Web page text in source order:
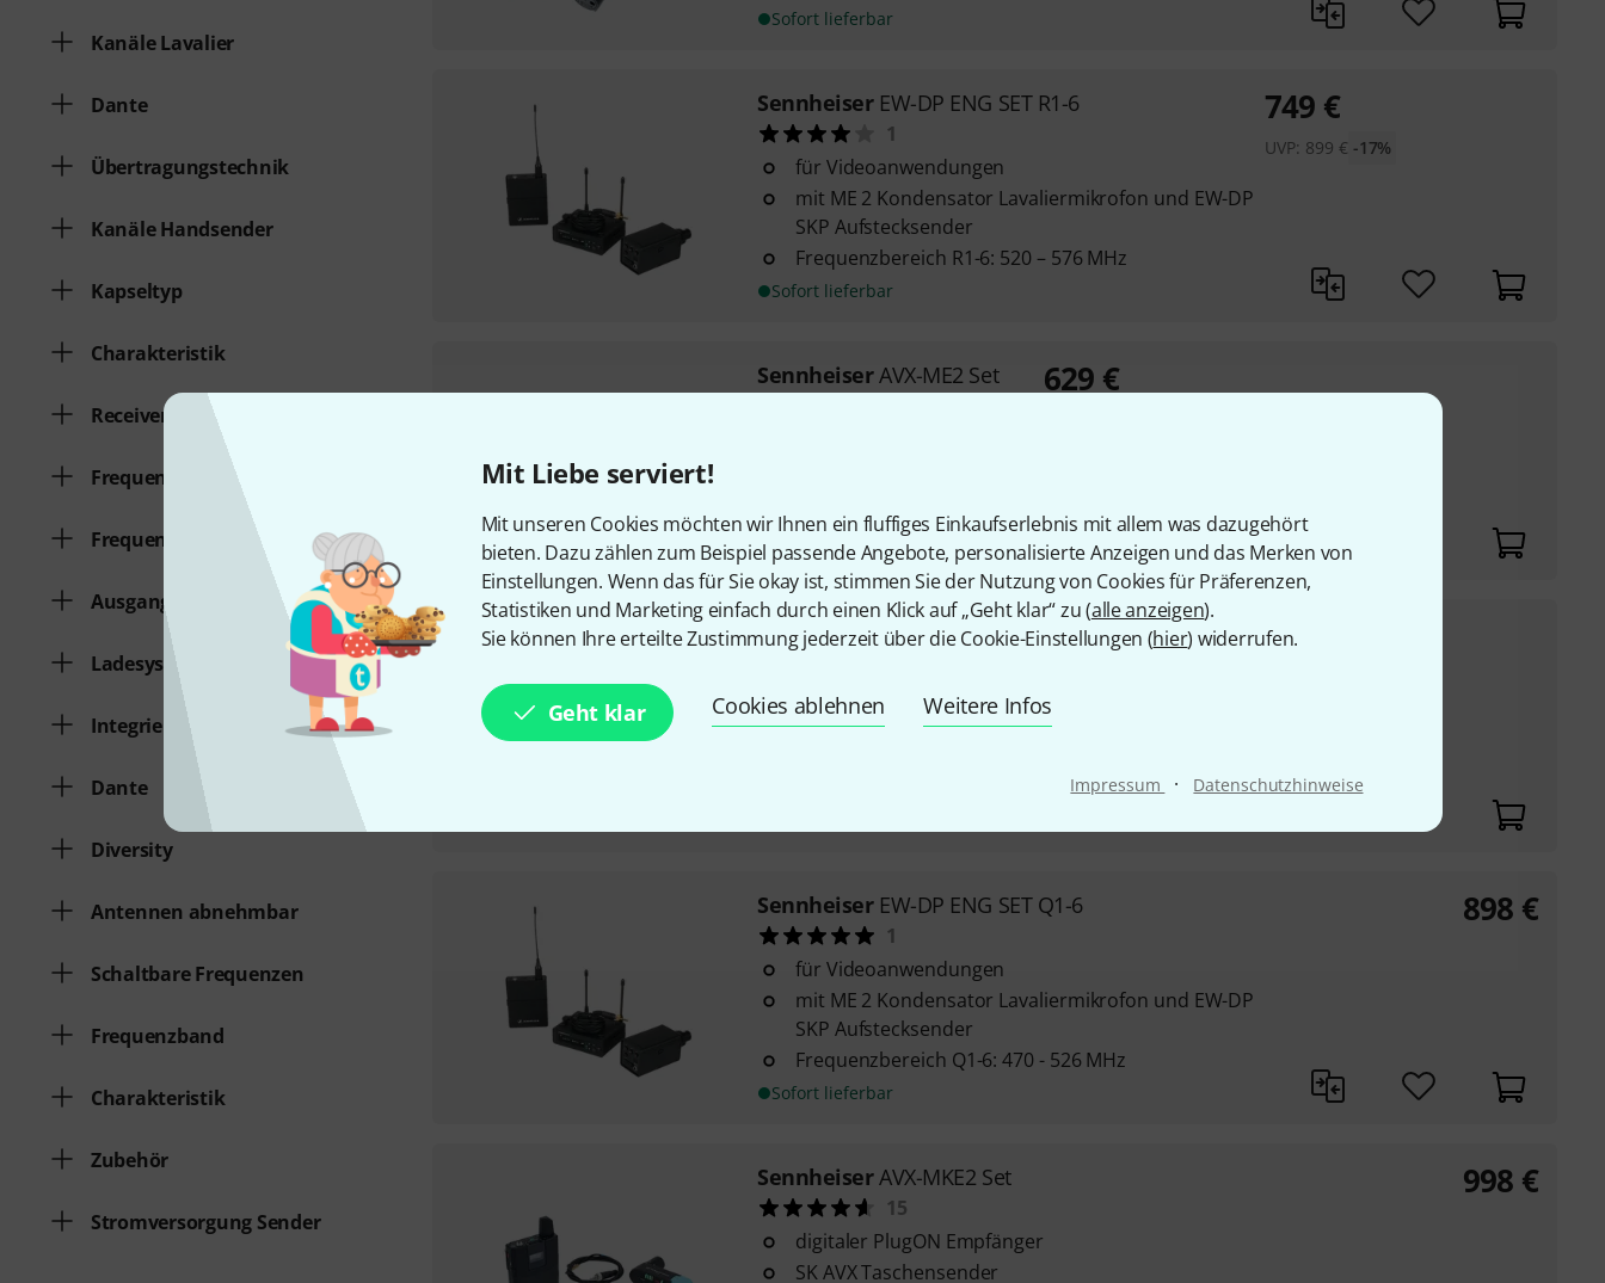
Mit Liebe serviert!
Mit unseren Cookies möchten wir Ihnen ein fluffiges Einkaufserlebnis mit allem was dazugehört
bieten. Dazu zählen zum Beispiel passende Angebote, personalisierte Anzeigen und das Merken von
Einstellungen. Wenn das für Sie okay ist, stimmen Sie der Nutzung von Cookies für Präferenzen,
Statistiken und Marketing einfach durch einen Klick auf „Geht klar“ zu (alle anzeigen).
Sie können Ihre erteilte Zustimmung jederzeit über die Cookie-Einstellungen (hier) widerrufen.
Geht klar Cookies ablehnen Weitere Infos
Impressum · Datenschutzhinweise
Kanäle Lavalier
Dante
Übertragungstechnik
Kanäle Handsender
Kapseltyp
Charakteristik
Receivertyp
Frequenz von
Frequenz bis
Ausgang
Ladesystem
Integrierter Akku
Dante
Diversity
Antennen abnehmbar
Schaltbare Frequenzen
Frequenzband
Charakteristik
Zubehör
Stromversorgung Sender
Sofort lieferbar
Sennheiser EW-DP ENG SET R1-6
1
für Videoanwendungen
mit ME 2 Kondensator Lavaliermikrofon und EW-DP
SKP Aufstecksender
Frequenzbereich R1-6: 520 – 576 MHz
Sofort lieferbar
749 €
UVP: 899 € -17%
SennheiserAVX-ME2 Set
Sofort lieferbar
629 €
Sennheiser Profile Wireless 1-Channel Set
Mikrofon-Sender
Farbdisplay
149
Sennheiser EW-DP ENG SET Q1-6
1
für Videoanwendungen
mit ME 2 Kondensator Lavaliermikrofon und EW-DP
SKP Aufstecksender
Frequenzbereich Q1-6: 470 - 526 MHz
Sofort lieferbar
898 €
SennheiserAVX-MKE2 Set
15
digitaler PlugON Empfänger
SK AVX Taschensender
998 €